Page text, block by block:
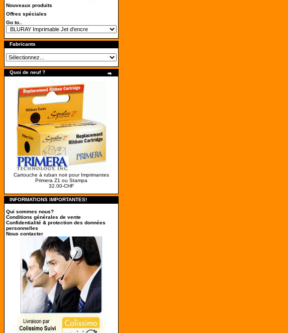
Nouveaux produits
Offres spéciales
Go to..
Fabricants
Quoi de neuf ?
Cartouche à ruban noir pour Imprimantes
Primera Z1 ou Stampa
32.00-CHF
INFORMATIONS IMPORTANTES!
Qui sommes nous?
Conditions générales de vente
Confidentialité & protection des données
personnelles
Nous contacter